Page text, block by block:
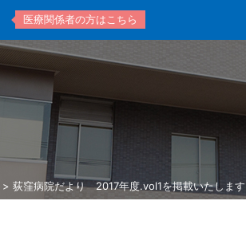
医療関係者の方はこちら
> 荻窪病院だより 2017年度.vol1を掲載いたします